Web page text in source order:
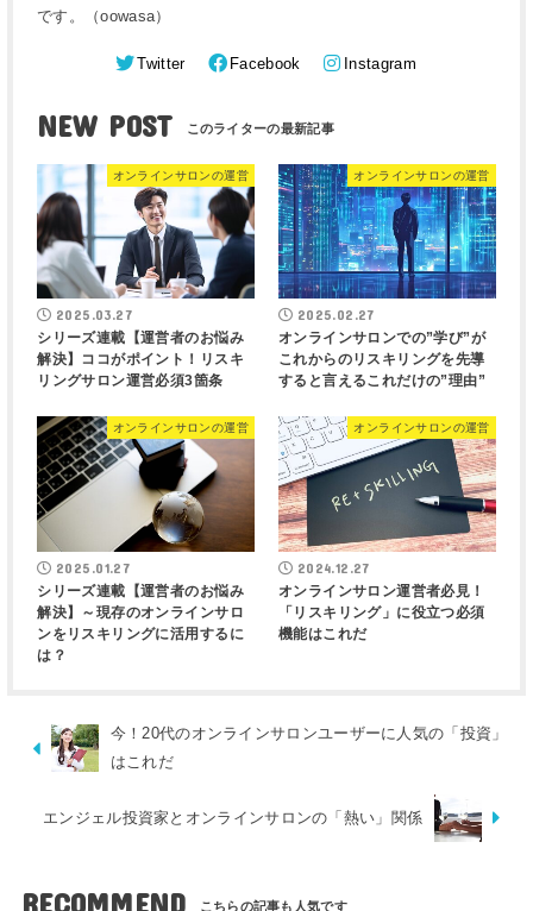
です。（oowasa）
Twitter Facebook Instagram
NEW POST
オンラインサロンの運営
2025.03.27
シリーズ連載【運営者のお悩み
解決】ココがポイント！リスキ
リングサロン運営必須3箇条
オンラインサロンの運営
2025.02.27
オンラインサロンでの”学び”が
これからのリスキリングを先導
すると言えるこれだけの”理由”
オンラインサロンの運営
2025.01.27
シリーズ連載【運営者のお悩み
解決】～現存のオンラインサロ
ンをリスキリングに活用するに
は？
オンラインサロンの運営
2024.12.27
オンラインサロン運営者必見！
「リスキリング」に役立つ必須
機能はこれだ
今！20代のオンラインサロンユーザーに人気の「投資」
はこれだ
エンジェル投資家とオンラインサロンの「熱い」関係
RECOMMEND